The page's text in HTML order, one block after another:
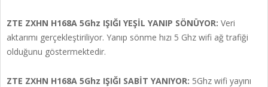
ZTE ZXHN H168A 5Ghz IŞIĞI YEŞİL YANIP SÖNÜYOR: Veri
aktarımı gerçekleştiriliyor. Yanıp sönme hızı 5 Ghz wifi ağ trafiği
olduğunu göstermektedir.
ZTE ZXHN H168A 5Ghz IŞIĞI SABİT YANIYOR: 5Ghz wifi yayını